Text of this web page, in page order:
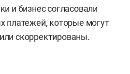
и бизнес согласовали
платежей, которые могут
скорректированы.